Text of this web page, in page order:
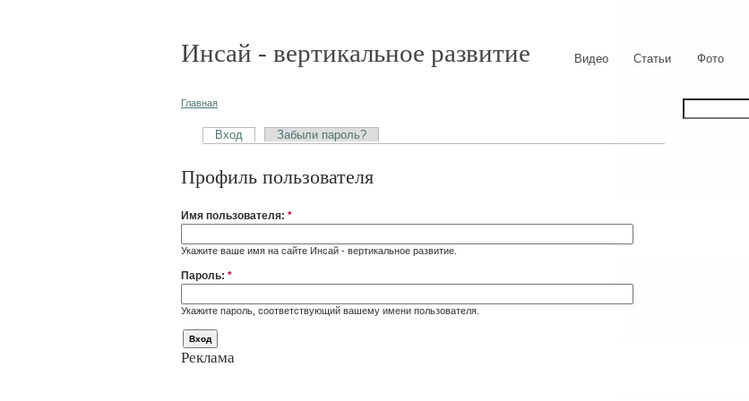
Инсай - вертикальное развитие Видео Статьи Фото
Главная
Вход Забыли пароль?
Профиль пользователя
Имя пользователя: *
Укажите ваше имя на сайте Инсай - вертикальное развитие.
Пароль: *
Укажите пароль, соответствующий вашему имени пользователя.
Реклама